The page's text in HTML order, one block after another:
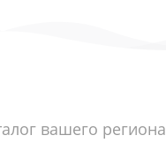
вашего региона